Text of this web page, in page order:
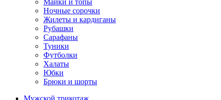
Майки и топы
Ночные сорочки
Жилеты и кардиганы
Рубашки
Сарафаны
Туники
Футболки
Халаты
Юбки
Брюки и шорты
Мужской трикотаж